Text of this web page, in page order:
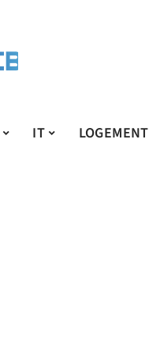
IT LOGEMENT